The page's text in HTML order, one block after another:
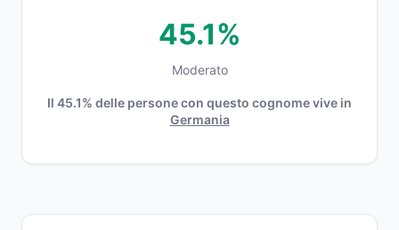
45.1%
Moderato
Il 45.1% delle persone con questo cognome vive in
Germania